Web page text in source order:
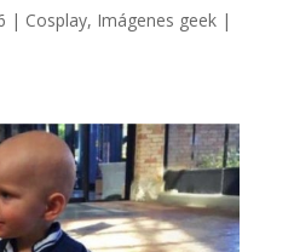
| Cosplay, Imágenes geek|